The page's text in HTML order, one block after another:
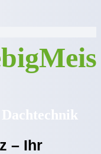
– Ihr